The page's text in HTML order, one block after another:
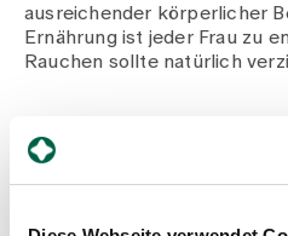
ausreichender körperlicher
Ernährung ist jeder Frau zu
Rauchen sollte natürlich
Die Frauengesundheit ist ein